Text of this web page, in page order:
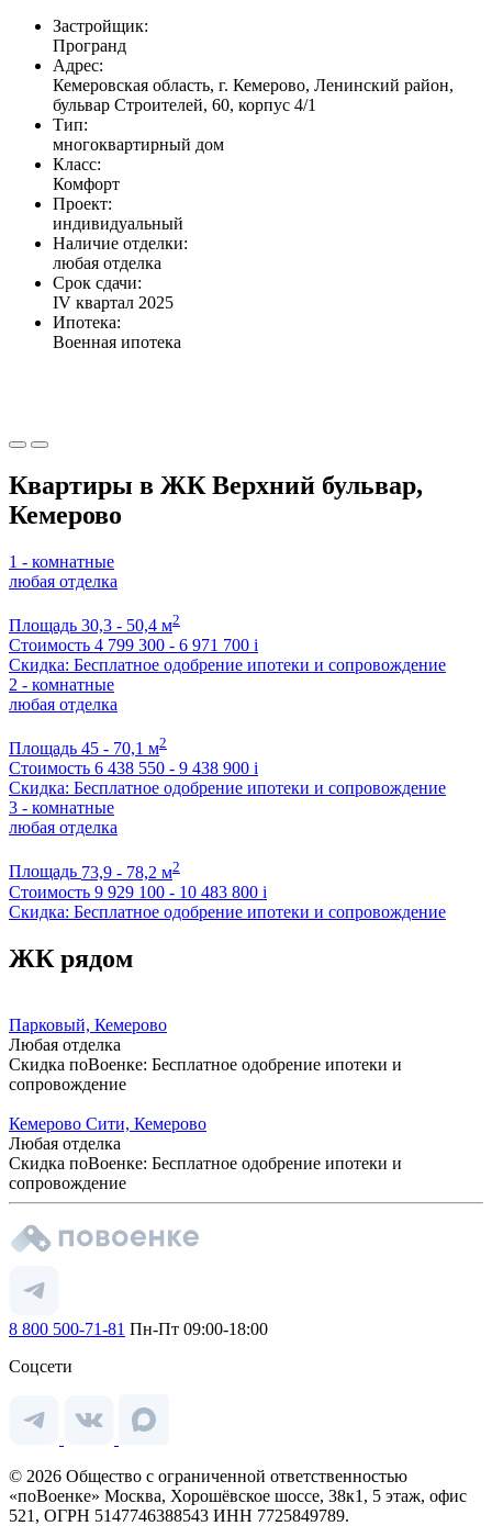
Застройщик:
Програнд
Адрес:
Кемеровская область, г. Кемерово, Ленинский район,
бульвар Строителей, 60, корпус 4/1
Тип:
многоквартирный дом
Класс:
Комфорт
Проект:
индивидуальный
Наличие отделки:
любая отделка
Срок сдачи:
IV квартал 2025
Ипотека:
Военная ипотека
Квартиры в ЖК Верхний бульвар,
Кемерово
1 - комнатные
любая отделка
Площадь 30,3 - 50,4 м2
Стоимость 4 799 300 - 6 971 700 i
Скидка: Бесплатное одобрение ипотеки и сопровождение
2 - комнатные
любая отделка
Площадь 45 - 70,1 м2
Стоимость 6 438 550 - 9 438 900 i
Скидка: Бесплатное одобрение ипотеки и сопровождение
3 - комнатные
любая отделка
Площадь 73,9 - 78,2 м2
Стоимость 9 929 100 - 10 483 800 i
Скидка: Бесплатное одобрение ипотеки и сопровождение
ЖК рядом
Парковый, Кемерово
Любая отделка
Скидка поВоенке: Бесплатное одобрение ипотеки и
сопровождение
Кемерово Сити, Кемерово
Любая отделка
Скидка поВоенке: Бесплатное одобрение ипотеки и
сопровождение
8 800 500-71-81 Пн-Пт 09:00-18:00
Соцсети
© 2026 Общество с ограниченной ответственностью
«поВоенке» Москва, Хорошёвское шоссе, 38к1, 5 этаж, офис
521, ОГРН 5147746388543 ИНН 7725849789.